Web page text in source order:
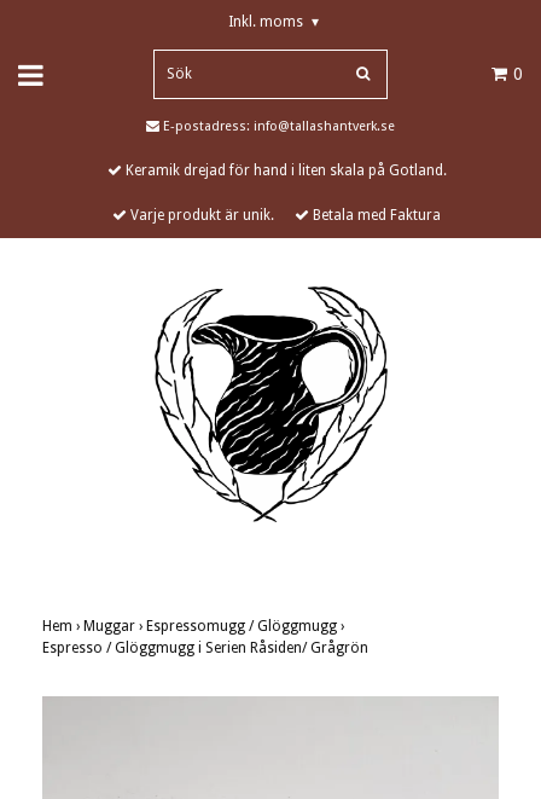
Inkl. moms ▾
0
E-postadress: info@tallashantverk.se
Keramik drejad för hand i liten skala på Gotland.
Varje produkt är unik. Betala med Faktura
Hem › Muggar › Espressomugg / Glöggmugg ›
Espresso / Glöggmugg i Serien Råsiden/ Grågrön